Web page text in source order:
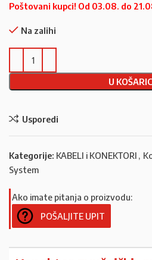
Poštovani kupci! Od 03.08. do
Na zalihi
U
Usporedi
Kategorije: KABELI i KONEKTORI ,
System
Ako imate pitanja o proizvodu:
POŠALJITE UPIT